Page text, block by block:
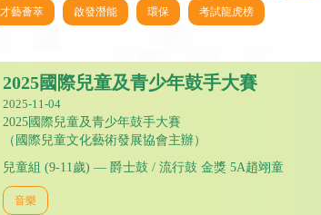
才藝薈萃 啟發潛能 環保 考試龍虎榜
2025國際兒童及青少年鼓手大賽
2025-11-04
2025國際兒童及青少年鼓手大賽
（國際兒童文化藝術發展協會主辦）
兒童組 (9-11歲) — 爵士鼓 / 流行鼓 金獎 5A趙翊童
音樂